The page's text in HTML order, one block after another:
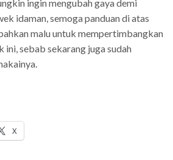
ingin mengubah gaya demi
idaman, semoga panduan di atas
malu untuk mempertimbangkan
sebab sekarang juga sudah
X